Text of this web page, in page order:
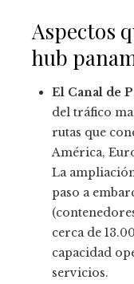
Aspectos
hub
El Canal de
del tráfico
rutas que
América,
La
paso a
cerca de
capacidad
servicios.